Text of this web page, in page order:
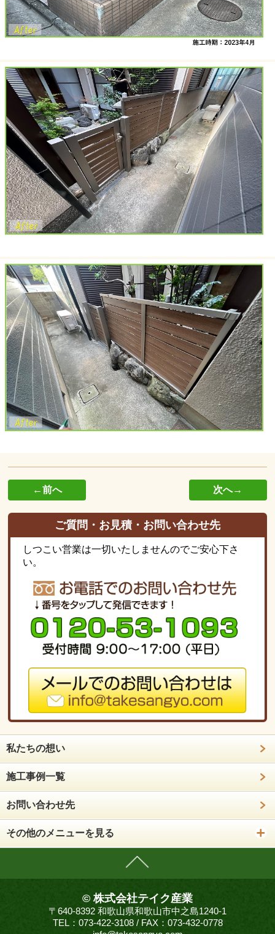
←前へ 次へ→
ご質問・お見積・お問い合わせ先
しつこい営業は一切いたしませんのでご安心下さ
い。
私たちの想い
施工事例一覧
お問い合わせ先
その他のメニューを見る
© 株式会社テイク産業
〒640-8392 和歌山県和歌山市中之島1240-1
TEL：073-422-3108 / FAX：073-432-0778